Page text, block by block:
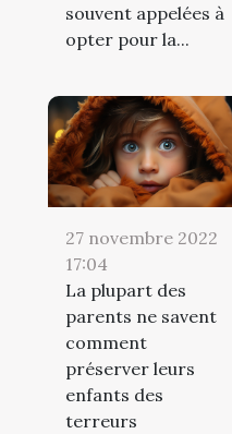
souvent appelées à
opter pour la...
27 novembre 2022
17:04
La plupart des
parents ne savent
comment
préserver leurs
enfants des
terreurs